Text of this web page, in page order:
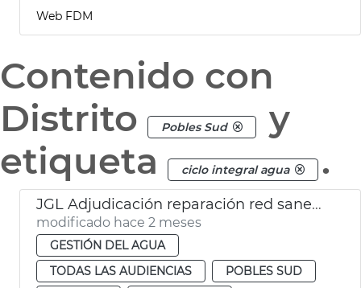
Web FDM
Contenido con
Distrito
Pobles Sud
y
etiqueta
ciclo integral agua .
JGL Adjudicación reparación red saneamiento La Torre
modificado hace 2 meses
GESTIÓN DEL AGUA
TODAS LAS AUDIENCIAS
POBLES SUD